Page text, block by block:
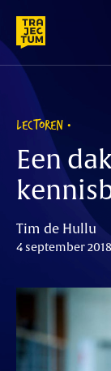
content
LECTOREN
Een
Tim de Hullu
4 september